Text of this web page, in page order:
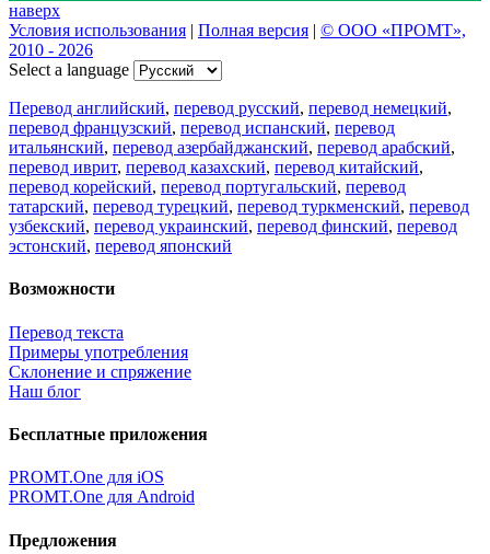
наверх
Условия использования | Полная версия | © ООО «ПРОМТ»,
2010 - 2026
Select a language
Перевод английский, перевод русский, перевод немецкий,
перевод французский, перевод испанский, перевод
итальянский, перевод азербайджанский, перевод арабский,
перевод иврит, перевод казахский, перевод китайский,
перевод корейский, перевод португальский, перевод
татарский, перевод турецкий, перевод туркменский, перевод
узбекский, перевод украинский, перевод финский, перевод
эстонский, перевод японский
Возможности
Перевод текста
Примеры употребления
Склонение и спряжение
Наш блог
Бесплатные приложения
PROMT.One для iOS
PROMT.One для Android
Предложения